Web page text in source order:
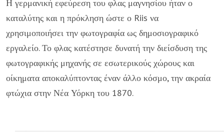
Η γερμανική εφεύρεση του φλας μαγνησίου ήταν ο
καταλύτης και η πρόκληση ώστε ο Riis να
χρησιμοποιήσει την φωτογραφία ως δημοσιογραφικό
εργαλείο. Το φλας κατέστησε δυνατή την διείσδυση της
φωτογραφικής μηχανής σε εσωτερικούς χώρους και
οίκηματα αποκαλύπτοντας έναν άλλο κόσμο, την ακραία
φτώχια στην Νέα Υόρκη του 1870.